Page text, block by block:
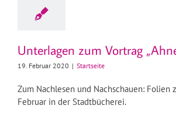
Unterlagen zum Vortrag
19. Februar 2020 | Startseite
Zum Nachlesen und Nachschauen: Folien
Februar in der Stadtbücherei.